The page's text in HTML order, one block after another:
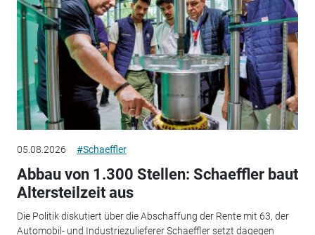
05.08.2026 #Schaeffler
Abbau von 1.300 Stellen: Schaeffler baut
Altersteilzeit aus
Die Politik diskutiert über die Abschaffung der Rente mit 63, der
Automobil- und Industriezulieferer Schaeffler setzt dagegen